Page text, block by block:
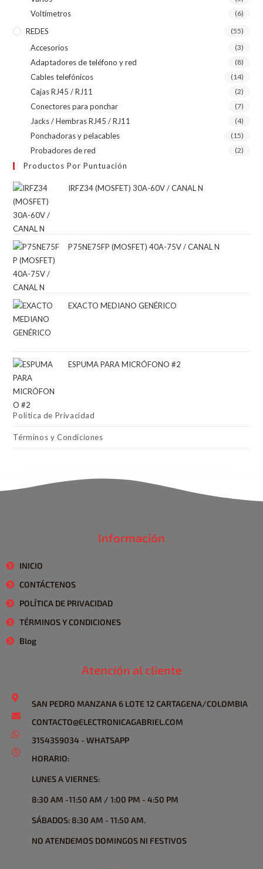
Voltímetros (6)
REDES (55)
Accesorios (3)
Adaptadores de teléfono y red (8)
Cables telefónicos (14)
Cajas RJ45 / RJ11 (2)
Conectores para ponchar (7)
Jacks / Hembras RJ45 / RJ11 (4)
Ponchadoras y pelacables (15)
Probadores de red (2)
Productos Por Puntuación
IRFZ34 (MOSFET) 30A-60V / CANAL N
P75NE75FP (MOSFET) 40A-75V / CANAL N
EXACTO MEDIANO GENÉRICO
ESPUMA PARA MICRÓFONO #2
Política de Privacidad
Términos y Condiciones
Información
INICIO
CONTÁCTENOS
POLÍTICA DE PRIVACIDAD
TÉRMINOS Y CONDICIONES
Blog
Atención al cliente
SAN PEDRO MANZANA 6 LOTE 12 CARTAGENA/COLOMBIA
CONTACTO@ELECTRONICAGABRIEL.COM
3154359034 - WHATSAPP
HORARIO:
LUNES A VIERNES:
8:30 AM -11:50 AM / 1:00 PM - 4:50 PM
SÁBADOS: 8:30 AM - 11:50 AM.
NO ATENDEMOS DOMINGOS NI FESTIVOS